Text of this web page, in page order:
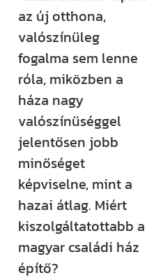
az új otthona,
valószínűleg
fogalma sem lenne
róla, miközben a
háza nagy
valószínűséggel
jelentősen jobb
minőséget
képviselne, mint a
hazai átlag. Miért
kiszolgáltatottabb a
magyar családi ház
építő?